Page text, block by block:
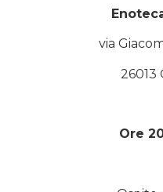
via
26013
Ore